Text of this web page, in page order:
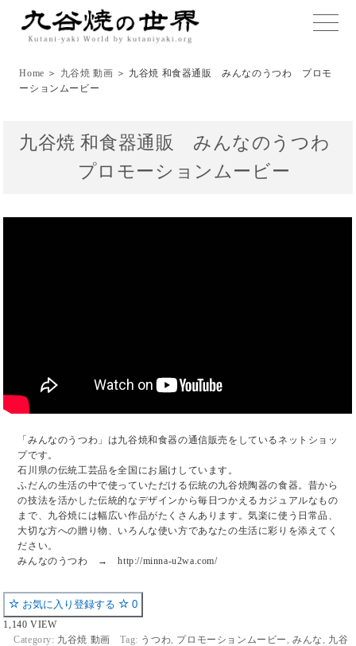
toggle
Home ＞ 九谷焼 動画 ＞ 九谷焼 和食器通販 みんなのうつわ プロモ
ーションムービー
九谷焼 和食器通販 みんなのうつわ
プロモーションムービー
「みんなのうつわ」は九谷焼和食器の通信販売をしているネットショッ
プです。
石川県の伝統工芸品を全国にお届けしています。
ふだんの生活の中で使っていただける伝統の九谷焼陶器の食器。昔から
の技法を活かした伝統的なデザインから毎日つかえるカジュアルなもの
まで、九谷焼には幅広い作品がたくさんあります。気楽に使う日常品、
大切な方への贈り物、いろんな使い方であなたの生活に彩りを添えてく
ださい。
みんなのうつわ → http://minna-u2wa.com/
お気に入り登録する 0
1,140 VIEW
Category: 九谷焼 動画 Tag: うつわ, プロモーションムービー ,みんな , 九谷